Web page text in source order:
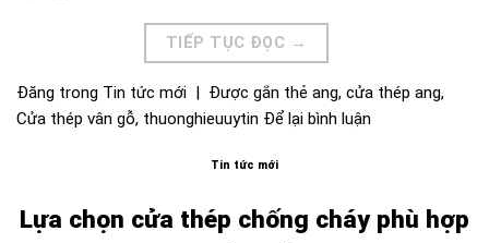
TIẾP TỤC ĐỌC →
Đăng trong Tin tức mới | Được gắn thẻ ang, cửa thép ang,
Cửa thép vân gỗ, thuonghieuuytin Để lại bình luận
Tin tức mới
Lựa chọn cửa thép chống cháy phù hợp